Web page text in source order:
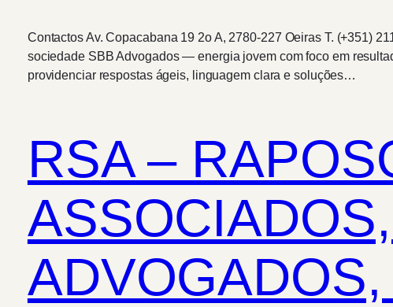
Contactos Av. Copacabana 19 2o A, 2780-227 Oeiras T. (+351)
sociedade SBB Advogados — energia jovem com foco em
providenciar respostas ágeis, linguagem clara e soluções…
RSA –
ADVOGADOS,